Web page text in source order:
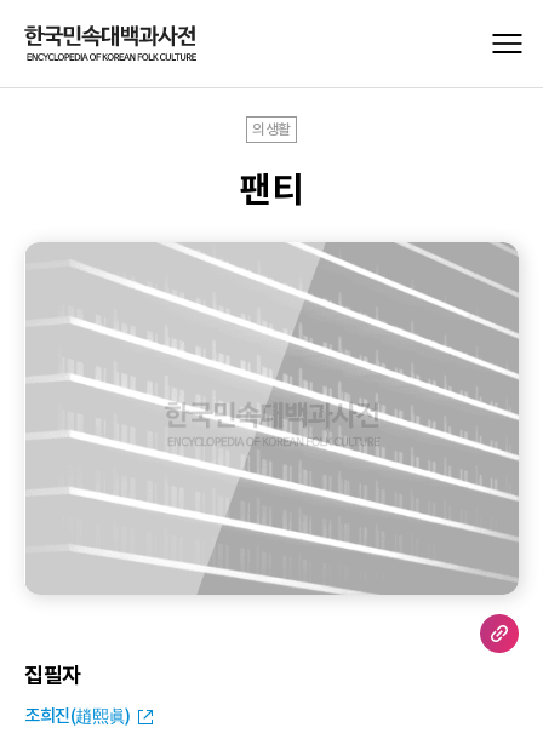
의생활
팬티
집필자
조희진(趙熙眞)